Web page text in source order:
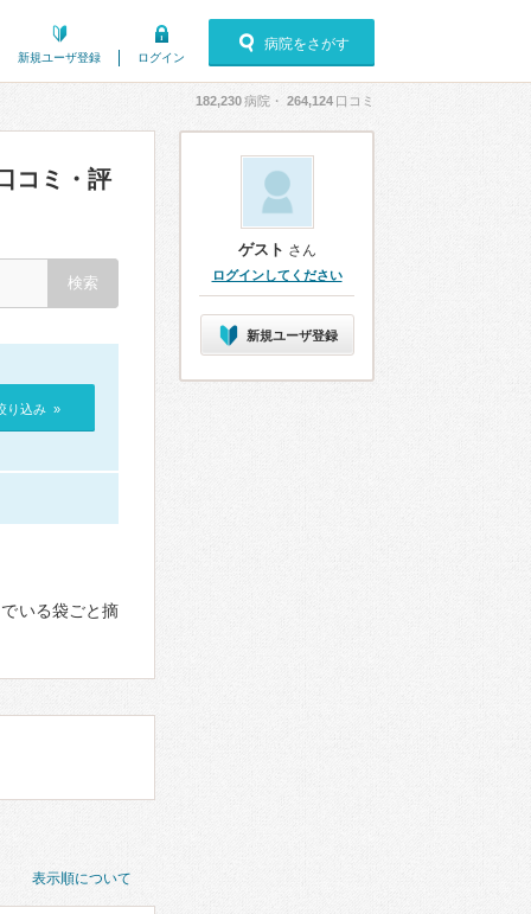
新規ユーザ登録 ログイン
病院をさがす
182,230病院・ 264,124 口コミ
コミ・評
り込み »
いる袋ごと摘
表示順について
ゲスト さん
ログインしてください
新規ユーザ登録